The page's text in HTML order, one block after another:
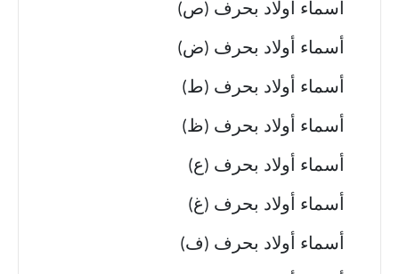
أسماء أولاد بحرف (ص)
أسماء أولاد بحرف (ض)
أسماء أولاد بحرف (ط)
أسماء أولاد بحرف (ظ)
أسماء أولاد بحرف (ع)
أسماء أولاد بحرف (غ)
أسماء أولاد بحرف (ف)